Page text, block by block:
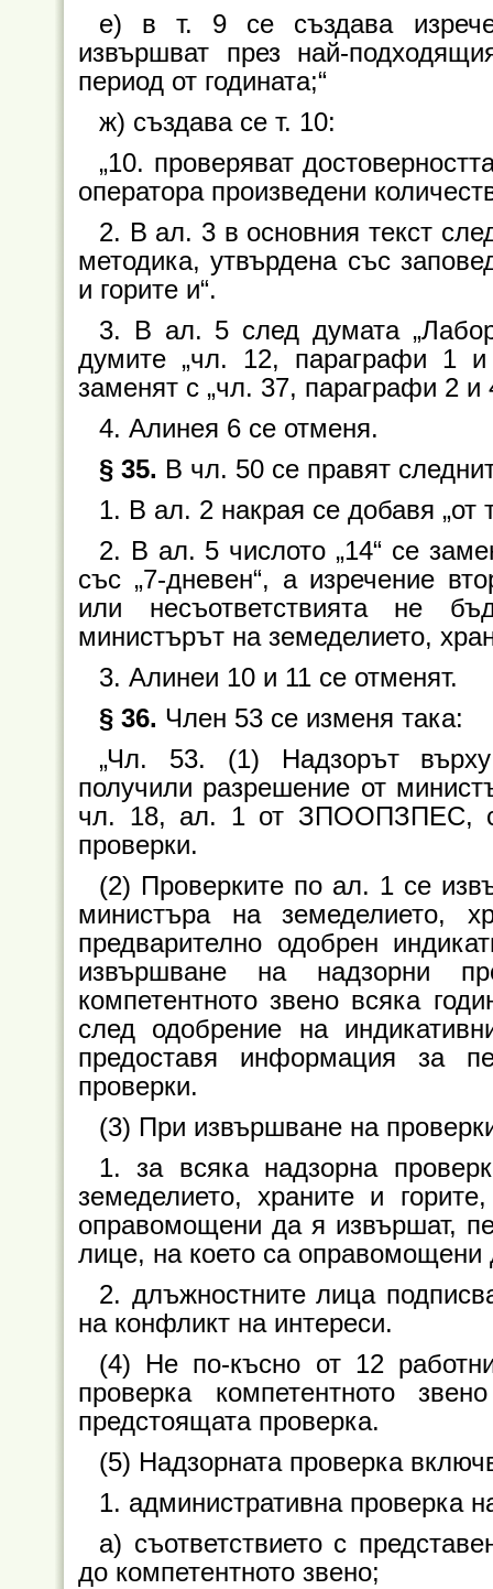
е) в т. 9 се създава
извършват през най-
период от годината;“
ж) създава се т. 10:
„10. проверяват
оператора произведени
2. В ал. 3 в основния текст
методика, утвърдена със
и горите и“.
3. В ал. 5 след думата
думите „чл. 12, параграфи 1
заменят с „чл. 37, параграфи 2
4. Алинея 6 се отменя.
§ 35. В чл. 50 се правят
1. В ал. 2 накрая се добавя „от
2. В ал. 5 числото „14“ се
със „7-дневен“, а изречение
или несъответствията не
министърът на земеделието,
3. Алинеи 10 и 11 се отменят.
§ 36. Член 53 се изменя така:
„Чл. 53. (1) Надзорът
получили разрешение от
чл. 18, ал. 1 от ЗПООПЗПЕС,
проверки.
(2) Проверките по ал. 1 се
министъра на земеделието,
предварително одобрен
извършване на надзорни
компетентното звено всяка
след одобрение на
предоставя информация за
проверки.
(3) При извършване на
1. за всяка надзорна
земеделието, храните и
оправомощени да я извършат,
лице, на което са оправомощени
2. длъжностните лица
на конфликт на интереси.
(4) Не по-късно от 12
проверка компетентното
предстоящата проверка.
(5) Надзорната проверка
1. административна проверка
а) съответствието с
до компетентното звено;